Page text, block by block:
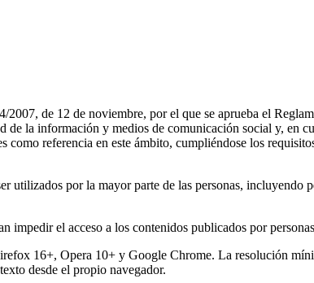
de 12 de noviembre, por el que se aprueba el
de la información y medios de comunicación social y, en
referencia en este ámbito, cumpliéndose los
utilizados por la mayor parte de las personas, incluyendo
impedir el acceso a los contenidos publicados por
16+, Opera 10+ y Google Chrome. La resolución
desde el propio navegador.